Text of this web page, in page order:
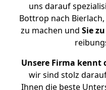
uns darauf
Bottrop nach
zu machen und Sie
Unsere Firma kennt
wir sind stolz
Ihnen die beste